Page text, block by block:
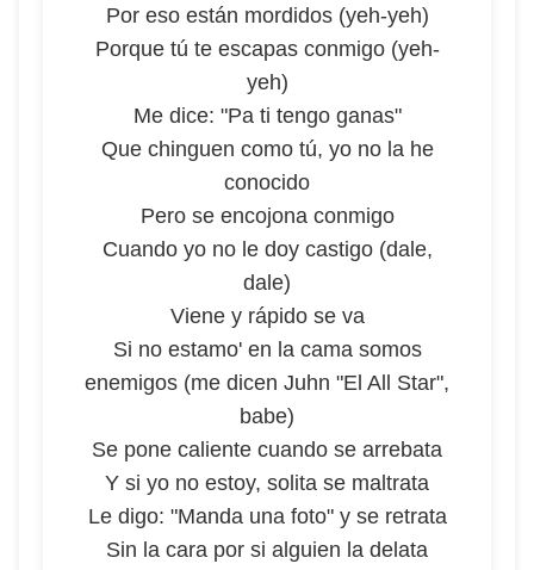
Por eso están mordidos (yeh-yeh)
Porque tú te escapas conmigo (yeh-
yeh)
Me dice: "Pa ti tengo ganas"
Que chinguen como tú, yo no la he
conocido
Pero se encojona conmigo
Cuando yo no le doy castigo (dale,
dale)
Viene y rápido se va
Si no estamo' en la cama somos
enemigos (me dicen Juhn "El All Star",
babe)
Se pone caliente cuando se arrebata
Y si yo no estoy, solita se maltrata
Le digo: "Manda una foto" y se retrata
Sin la cara por si alguien la delata